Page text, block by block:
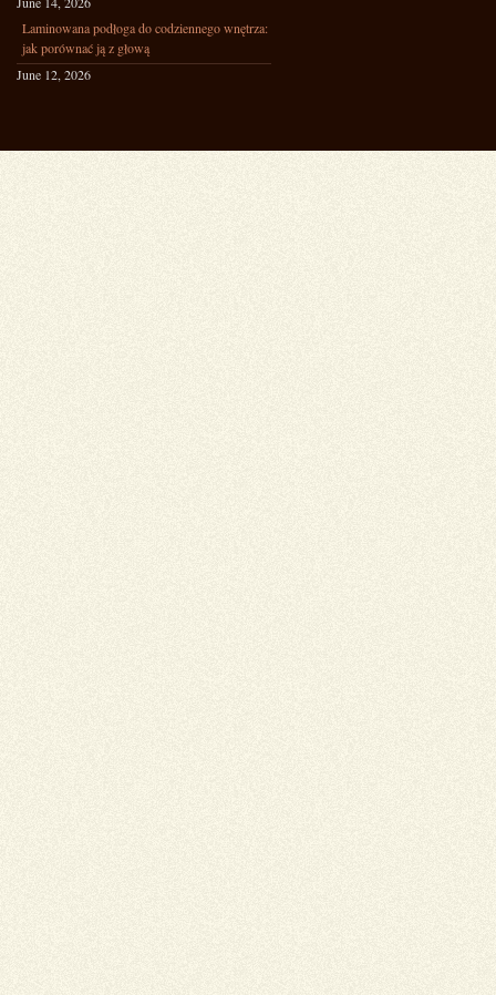
Laminowana podłoga do codziennego wnętrza:
jak porównać ją z głową
June 12, 2026